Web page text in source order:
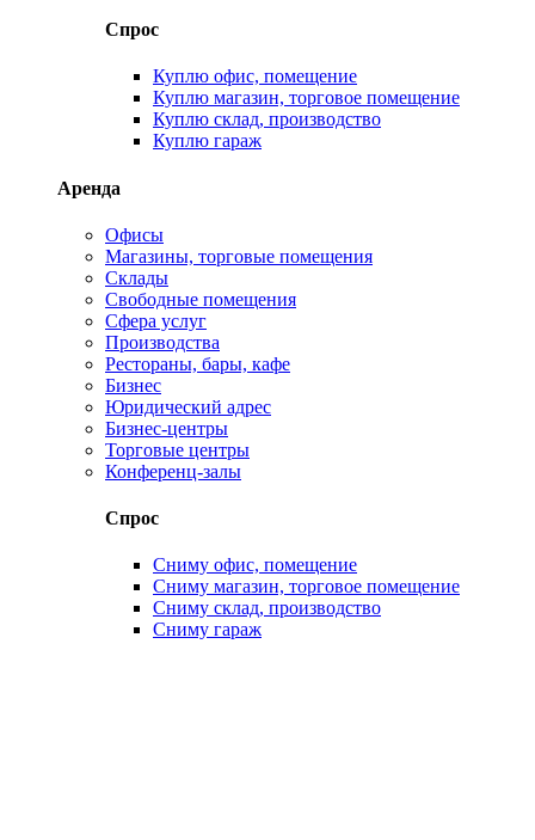
Спрос
Куплю офис, помещение
Куплю магазин, торговое помещение
Куплю склад, производство
Куплю гараж
Аренда
Офисы
Магазины, торговые помещения
Склады
Свободные помещения
Сфера услуг
Производства
Рестораны, бары, кафе
Бизнес
Юридический адрес
Бизнес-центры
Торговые центры
Конференц-залы
Спрос
Сниму офис, помещение
Сниму магазин, торговое помещение
Сниму склад, производство
Сниму гараж